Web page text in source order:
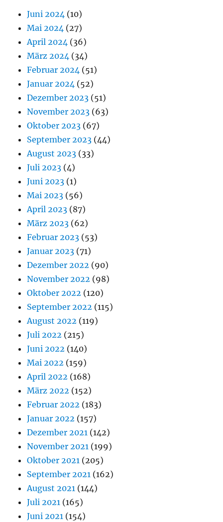
Juni 2024 (10)
Mai 2024 (27)
April 2024 (36)
März 2024 (34)
Februar 2024 (51)
Januar 2024 (52)
Dezember 2023 (51)
November 2023 (63)
Oktober 2023 (67)
September 2023 (44)
August 2023 (33)
Juli 2023 (4)
Juni 2023 (1)
Mai 2023 (56)
April 2023 (87)
März 2023 (62)
Februar 2023 (53)
Januar 2023 (71)
Dezember 2022 (90)
November 2022 (98)
Oktober 2022 (120)
September 2022 (115)
August 2022 (119)
Juli 2022 (215)
Juni 2022 (140)
Mai 2022 (159)
April 2022 (168)
März 2022 (152)
Februar 2022 (183)
Januar 2022 (157)
Dezember 2021 (142)
November 2021 (199)
Oktober 2021 (205)
September 2021 (162)
August 2021 (144)
Juli 2021 (165)
Juni 2021 (154)